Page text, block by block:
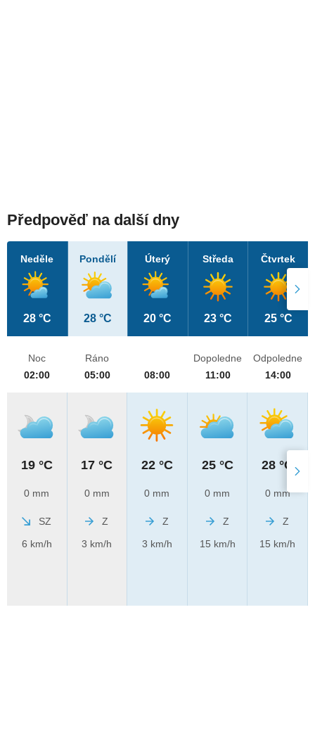
Předpověď na další dny
Neděle
28 °C
Pondělí
28 °C
Úterý
20 °C
Středa
23 °C
Čtvrtek
25 °C
Noc
02:00
19 °C
0 mm
SZ
6 km/h
Ráno
05:00
17 °C
0 mm
Z
3 km/h
08:00
22 °C
0 mm
Z
3 km/h
Dopoledne
11:00
25 °C
0 mm
Z
15 km/h
Odpoledne
14:00
28 °C
0 mm
Z
15 km/h